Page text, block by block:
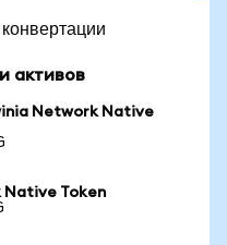
активов
Network Native
Native Token